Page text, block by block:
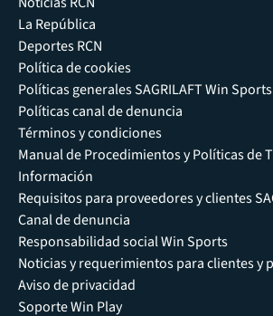
La República
Deportes RCN
Política de cookies
Políticas generales SAGRILAFT Win Sports
Políticas canal de denuncia
Términos y condiciones
Manual de Procedimientos y Políticas de
Información
Requisitos para proveedores y clientes
Canal de denuncia
Responsabilidad social Win Sports
Noticias y requerimientos para clientes y
Aviso de privacidad
Soporte Win Play